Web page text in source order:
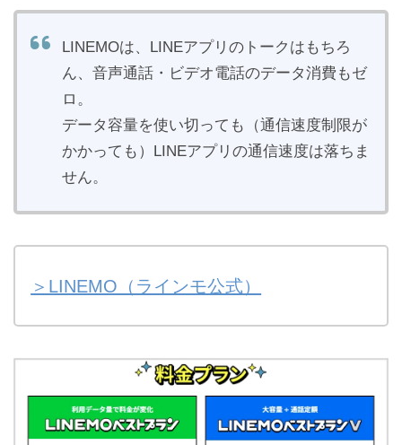
LINEMOは、LINEアプリのトークはもちろ
ん、音声通話・ビデオ電話のデータ消費もゼ
ロ。
データ容量を使い切っても（通信速度制限が
かかっても）LINEアプリの通信速度は落ちま
せん。
＞LINEMO（ラインモ公式）